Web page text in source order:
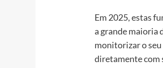
Em 2025, estas
a grande maioria
monitorizar o seu
diretamente com